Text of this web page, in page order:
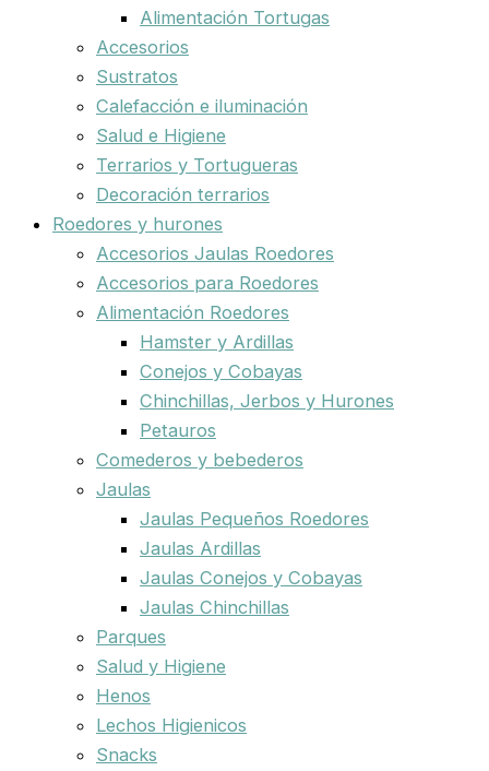
Alimentación Tortugas
Accesorios
Sustratos
Calefacción e iluminación
Salud e Higiene
Terrarios y Tortugueras
Decoración terrarios
Roedores y hurones
Accesorios Jaulas Roedores
Accesorios para Roedores
Alimentación Roedores
Hamster y Ardillas
Conejos y Cobayas
Chinchillas, Jerbos y Hurones
Petauros
Comederos y bebederos
Jaulas
Jaulas Pequeños Roedores
Jaulas Ardillas
Jaulas Conejos y Cobayas
Jaulas Chinchillas
Parques
Salud y Higiene
Henos
Lechos Higienicos
Snacks